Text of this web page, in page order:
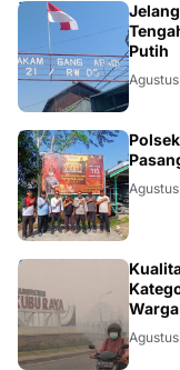
Putih
KALBAR
KALBAR